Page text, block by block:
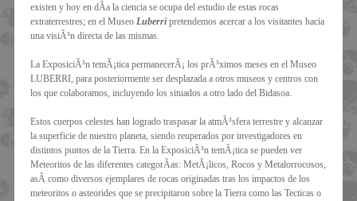
existen y hoy en dÃ­a la ciencia se ocupa del estudio de estas rocas
extraterrestres; en el Museo Luberripretendemos acercar a los visitantes hacia
una visiÃ³n directa de las mismas.
La ExposiciÃ³n temÃ¡tica permanecerÃ¡ los prÃ³ximos meses en el Museo
LUBERRI, para posteriormente ser desplazada a otros museos y centros con
los que colaboramos, incluyendo los situados a otro lado del Bidasoa.
Estos cuerpos celestes han logrado traspasar la atmÃ³sfera terrestre y alcanzar
la superficie de nuestro planeta, siendo reuperados por investigadores en
distintos puntos de la Tierra. En la ExposiciÃ³n temÃ¡tica se pueden ver
Meteoritos de las diferentes categorÃ­as: MetÃ¡licos, Rocos y Metalorrocosos,
asÃ­ como diversos ejemplares de rocas originadas tras los impactos de los
meteoritos o asteorides que se precipitaron sobre la Tierra como las Tecticas o